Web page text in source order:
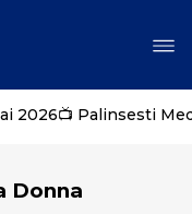
2026📺 Palinsesti
Donna